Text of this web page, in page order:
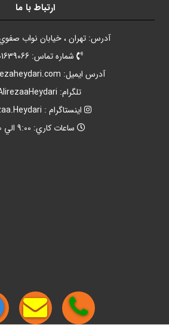
ارتباط با ما
آدرس: تهران ، خيابان نواب صفوي
شماره تماس: 09101639066
آدرس ايميل:
تلگرام: AlirezaaHeydari@
اينستاگرام : Alirezaa.Heydari
ساعات کاري: 9:00 الي 19:00